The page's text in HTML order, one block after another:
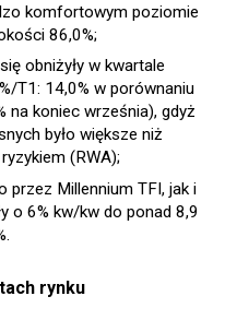
komfortowym poziomie
86,0%;
obniżyły w kwartale
T1: 14,0% w porównaniu
na koniec września), gdyż
było większe niż
(RWA);
przez Millennium TFI, jak i
o 6% kw/kw do ponad 8,9
rynku